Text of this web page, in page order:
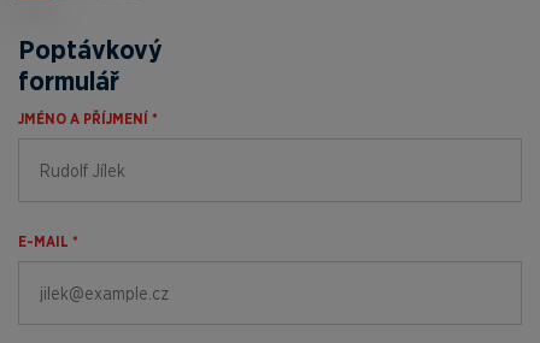
Poptávkový
formulář
JMÉNO A PŘÍJMENÍ *
E-MAIL *